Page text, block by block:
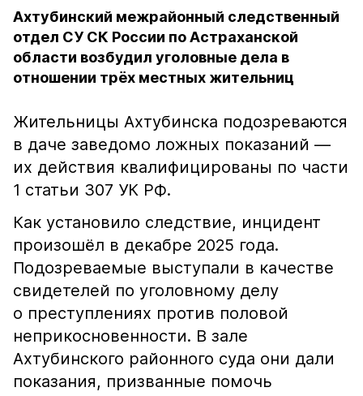
Ахтубинский межрайонный следственный
отдел СУ СК России по Астраханской
области возбудил уголовные дела в
отношении трёх местных жительниц
Жительницы Ахтубинска подозреваются
в даче заведомо ложных показаний —
их действия квалифицированы по части
1 статьи 307 УК РФ.
Как установило следствие, инцидент
произошёл в декабре 2025 года.
Подозреваемые выступали в качестве
свидетелей по уголовному делу
о преступлениях против половой
неприкосновенности. В зале
Ахтубинского районного суда они дали
показания, призванные помочь